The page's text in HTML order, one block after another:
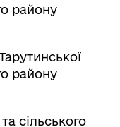
району
району
сільського